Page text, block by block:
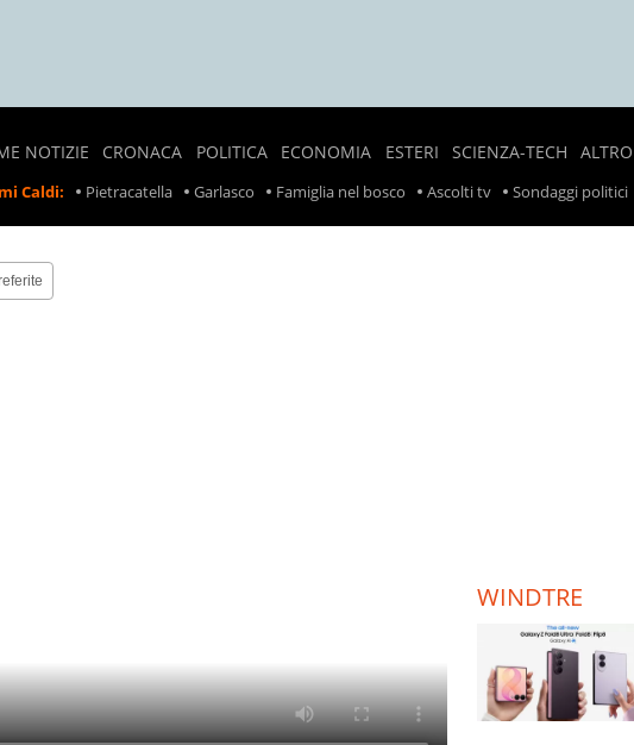
NOTIZIE
CRONACA
LOCALI
POLITICA
POLITICI
ECONOMIA
ESTERI
ESTERA
SCIENZA-TECH
ALTRO
Caldi: Pietracatella Garlasco Famiglia nel bosco Ascolti tv Sondaggi politici
WINDTRE